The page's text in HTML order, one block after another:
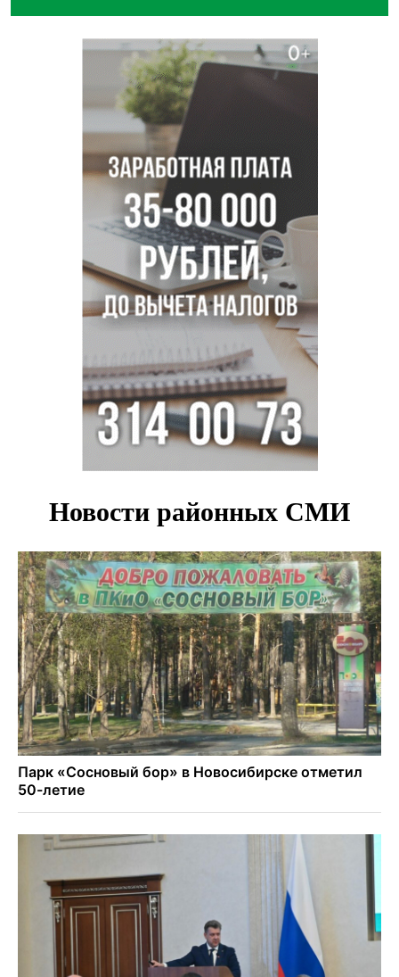
Парашютную вышку за 16 миллионов закупил детский
лагерь под Новосибирском
Заборы на площади Маркса сносят для новой зоны
отдыха в Новосибирске
Глава сельсовета Игорь Конах утонул у острова в
Новосибирском водохранилище